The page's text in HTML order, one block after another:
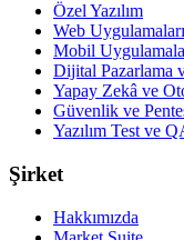
Özel Yazılım
Web Uygulamaları
Mobil
Dijital Pazarlama
Yapay Zekâ ve
Güvenlik ve
Yazılım Test ve
Şirket
Hakkımızda